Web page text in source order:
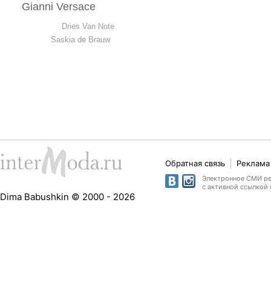
Gianni Versace
Dries Van Note
Saskia de Brauw
Dima Babushkin © 2000 - 2026
Обратная связь
Электронное СМИ
с активной ссылкой